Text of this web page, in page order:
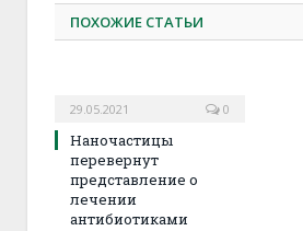
ПОХОЖИЕ СТАТЬИ
29.05.2021 0
Наночастицы
перевернут
представление о
лечении
антибиотиками